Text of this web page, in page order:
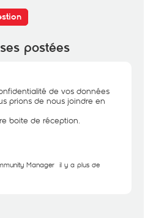
postées
de vos données
prions de nous joindre en
boite de réception.
Manager il y a plus de